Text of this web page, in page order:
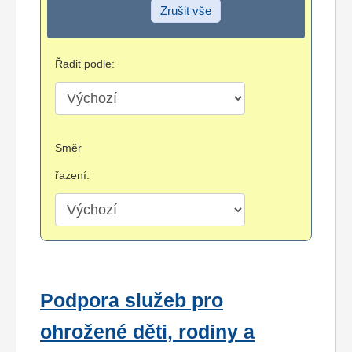
Zrušit vše
Řadit podle:
Směr
řazení:
Podpora služeb pro
ohrožené děti, rodiny a